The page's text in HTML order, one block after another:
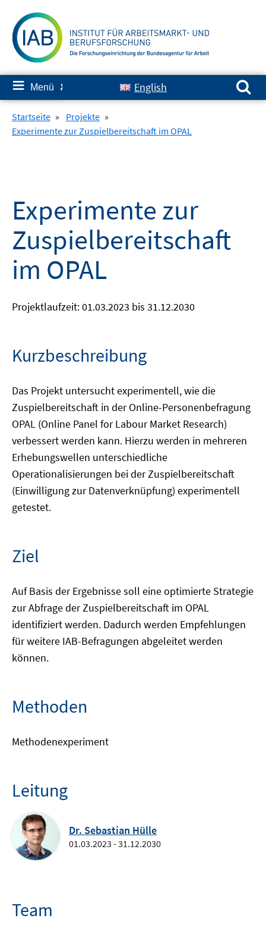
zum
Inhalt
≡ Menü ✘ English
Suchen nach:
Startseite » Projekte »
Experimente zur Zuspielbereitschaft im OPAL
Experimente zur
Zuspielbereitschaft
im OPAL
Projektlaufzeit: 01.03.2023 bis 31.12.2030
Kurzbeschreibung
Das Projekt untersucht experimentell, wie die
Zuspielbereitschaft in der Online-Personenbefragung
OPAL (Online Panel for Labour Market Research)
verbessert werden kann. Hierzu werden in mehreren
Erhebungswellen unterschiedliche
Operationalisierungen bei der Zuspielbereitschaft
(Einwilligung zur Datenverknüpfung) experimentell
getestet.
Ziel
Auf Basis der Ergebnisse soll eine optimierte Strategie
zur Abfrage der Zuspielbereitschaft im OPAL
identifiziert werden. Dadurch werden Empfehlungen
für weitere IAB-Befragungen abgeleitet werden
können.
Methoden
Methodenexperiment
Leitung
Dr. Sebastian Hülle
01.03.2023 - 31.12.2030
Team